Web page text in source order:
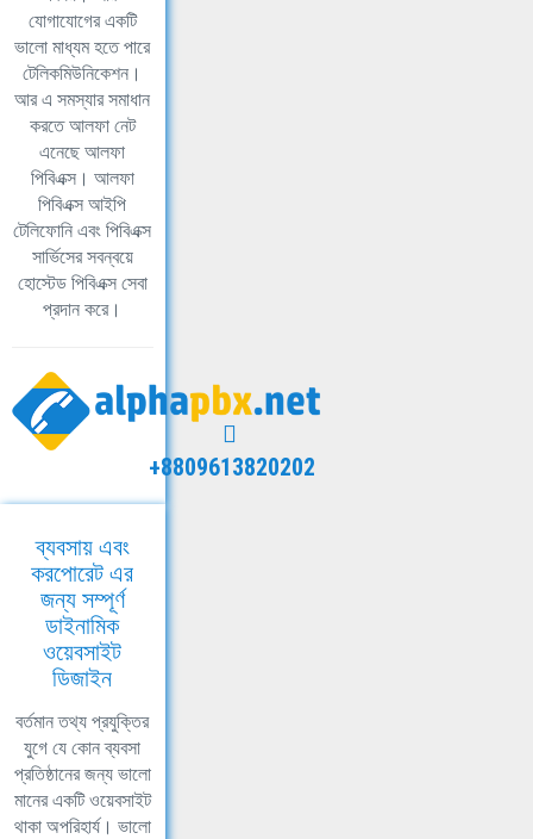
যোগাযোগের একটি
ভালো মাধ্যম হতে পারে
টেলিকমিউনিকেশন।
আর এ সমস্যার সমাধান
করতে আলফা নেট
এনেছে আলফা
পিবিএক্স। আলফা
পিবিএক্স আইপি
টেলিফোনি এবং পিবিএক্স
সার্ভিসের সবন্বয়ে
হোস্টেড পিবিএক্স সেবা
প্রদান করে।
+8809613820202
ব্যবসায় এবং
করপোরেট এর
জন্য সম্পূর্ণ
ডাইনামিক
ওয়েবসাইট
ডিজাইন
বর্তমান তথ্য প্রযুক্তির
যুগে যে কোন ব্যবসা
প্রতিষ্ঠানের জন্য ভালো
মানের একটি ওয়েবসাইট
থাকা অপরিহার্য। ভালো